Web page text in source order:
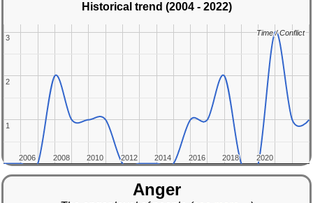
Historical trend (2004 - 2022)
2006
2006 2008
2008 2010
2010 2012
2012 2014
2014 2016
2016 2018
2018 2020
2020
11
2
2
3
3
Time / Conflict
Time / Conflict
Anger